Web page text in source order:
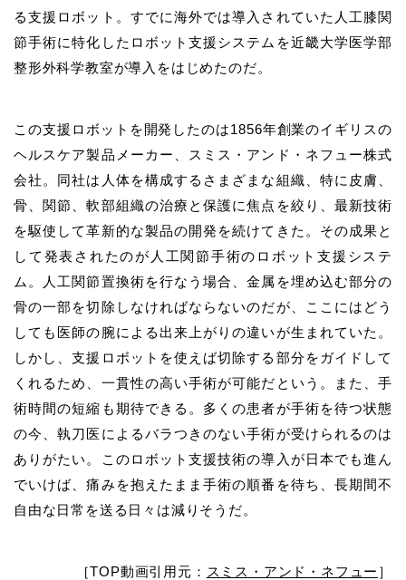
る支援ロボット。すでに海外では導入されていた人工膝関
節手術に特化したロボット支援システムを近畿大学医学部
整形外科学教室が導入をはじめたのだ。
この支援ロボットを開発したのは1856年創業のイギリスの
ヘルスケア製品メーカー、スミス・アンド・ネフュー株式
会社。同社は人体を構成するさまざまな組織、特に皮膚、
骨、関節、軟部組織の治療と保護に焦点を絞り、最新技術
を駆使して革新的な製品の開発を続けてきた。その成果と
して発表されたのが人工関節手術のロボット支援システ
ム。人工関節置換術を行なう場合、金属を埋め込む部分の
骨の一部を切除しなければならないのだが、ここにはどう
しても医師の腕による出来上がりの違いが生まれていた。
しかし、支援ロボットを使えば切除する部分をガイドして
くれるため、一貫性の高い手術が可能だという。また、手
術時間の短縮も期待できる。多くの患者が手術を待つ状態
の今、執刀医によるバラつきのない手術が受けられるのは
ありがたい。このロボット支援技術の導入が日本でも進ん
でいけば、痛みを抱えたまま手術の順番を待ち、長期間不
自由な日常を送る日々は減りそうだ。
［TOP動画引用元： スミス・アンド・ネフュー ］